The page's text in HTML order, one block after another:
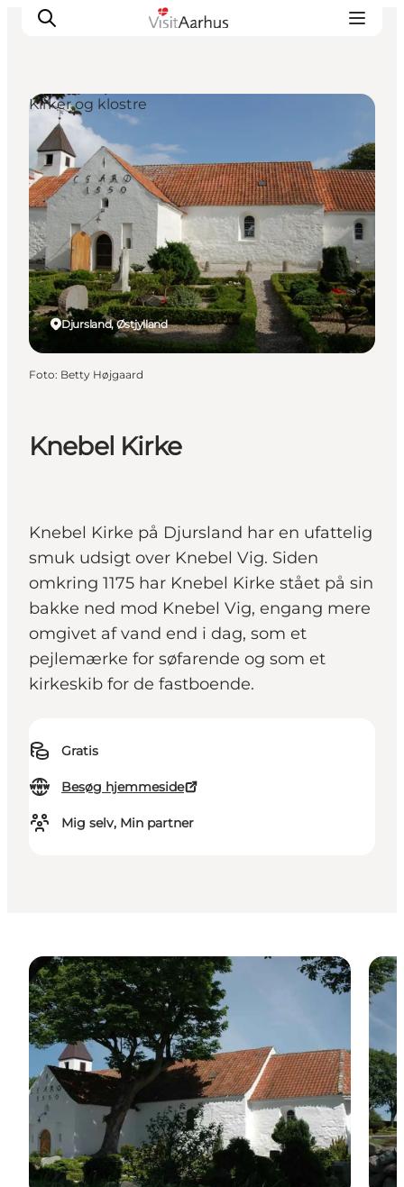
Oplevelser
Kalender
Byer og steder
Planlæg ferien
Transport
Knebel Kirke
Knebel Kirke på Djursland har en ufattelig
smuk udsigt over Knebel Vig. Siden
omkring 1175 har Knebel Kirke stået på sin
bakke ned mod Knebel Vig, engang mere
omgivet af vand end i dag, som et
pejlemærke for søfarende og som et
kirkeskib for de fastboende.
Gratis
Besøg hjemmeside
Mig selv, Min partner
Djursland, Østjylland
Kirker og klostre
Foto: Betty Højgaard